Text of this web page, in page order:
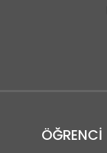
ÖĞRENCİ